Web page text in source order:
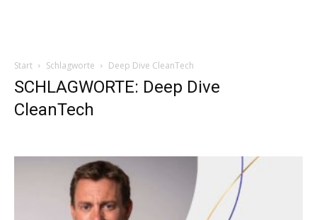
Start Schlagworte Deep Dive CleanTech
SCHLAGWORTE: Deep Dive
CleanTech